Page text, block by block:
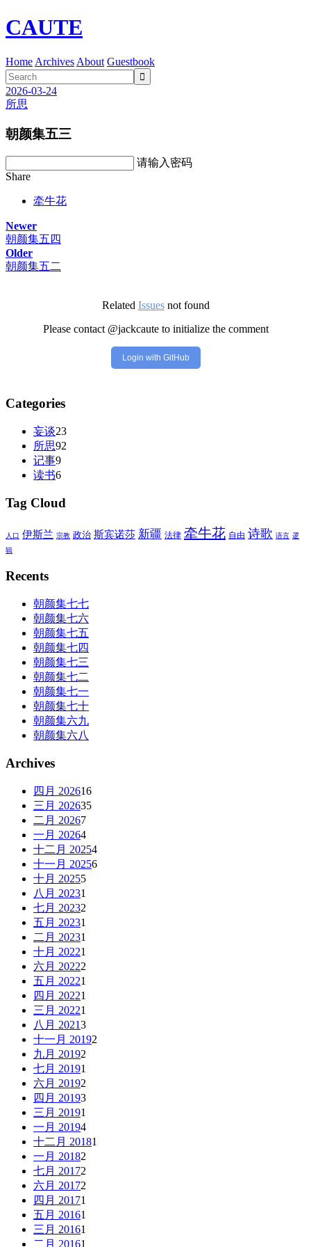
CAUTE
Home Archives About Guestbook

2026-03-24
所思
朝颜集五三
请输入密码
Share
牵牛花
Newer
朝颜集五四
Older
朝颜集五二
Related Issuesnot found
Please contact @jackcaute to initialize the comment
Login with GitHub
Categories
妄谈23
所思92
记事9
读书6
Tag Cloud
人口 伊斯兰 宗教 政治 斯宾诺莎 新疆 法律 牵牛花 自由 诗歌 语言 逻
辑
Recents
朝颜集七七
朝颜集七六
朝颜集七五
朝颜集七四
朝颜集七三
朝颜集七二
朝颜集七一
朝颜集七十
朝颜集六九
朝颜集六八
Archives
四月 202616
三月 202635
二月 20267
一月 20264
十二月 20254
十一月 20256
十月 20255
八月 20231
七月 20232
五月 20231
二月 20231
十月 20221
六月 20222
五月 20221
四月 20221
三月 20221
八月 20213
十一月 20192
九月 20192
七月 20191
六月 20192
四月 20193
三月 20191
一月 20194
十二月 20181
一月 20182
七月 20172
六月 20172
四月 20171
五月 20161
三月 20161
二月 20161